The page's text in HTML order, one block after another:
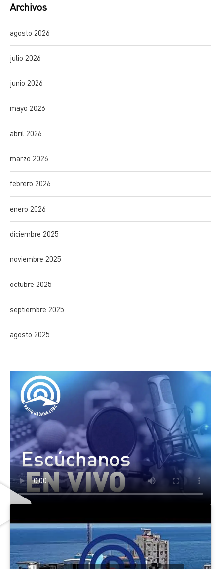
Archivos
agosto 2026
julio 2026
junio 2026
mayo 2026
abril 2026
marzo 2026
febrero 2026
enero 2026
diciembre 2025
noviembre 2025
octubre 2025
septiembre 2025
agosto 2025